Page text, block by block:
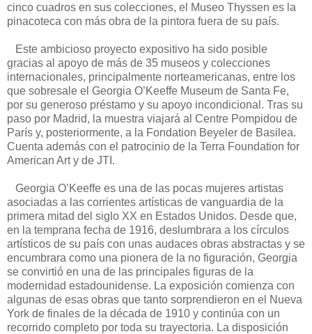
cinco cuadros en sus colecciones, el Museo Thyssen es la
pinacoteca con más obra de la pintora fuera de su país.
Este ambicioso proyecto expositivo ha sido posible
gracias al apoyo de más de 35 museos y colecciones
internacionales, principalmente norteamericanas, entre los
que sobresale el Georgia O’Keeffe Museum de Santa Fe,
por su generoso préstamo y su apoyo incondicional. Tras su
paso por Madrid, la muestra viajará al Centre Pompidou de
París y, posteriormente, a la Fondation Beyeler de Basilea.
Cuenta además con el patrocinio de la Terra Foundation for
American Art y de JTI.
Georgia O’Keeffe es una de las pocas mujeres artistas
asociadas a las corrientes artísticas de vanguardia de la
primera mitad del siglo XX en Estados Unidos. Desde que,
en la temprana fecha de 1916, deslumbrara a los círculos
artísticos de su país con unas audaces obras abstractas y se
encumbrara como una pionera de la no figuración, Georgia
se convirtió en una de las principales figuras de la
modernidad estadounidense. La exposición comienza con
algunas de esas obras que tanto sorprendieron en el Nueva
York de finales de la década de 1910 y continúa con un
recorrido completo por toda su trayectoria. La disposición